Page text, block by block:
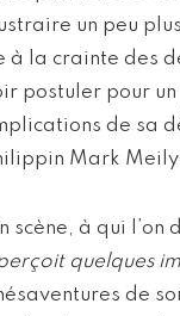
un peu
la crainte des
postuler pour
de sa
Mark
à qui l’on
quelques
de